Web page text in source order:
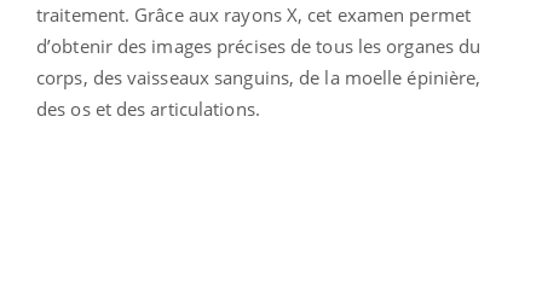
traitement. Grâce aux rayons X, cet examen permet
d’obtenir des images précises de tous les organes du
corps, des vaisseaux sanguins, de la moelle épinière,
des os et des articulations.